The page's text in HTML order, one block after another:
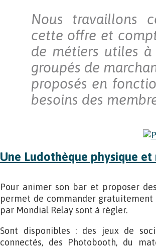
Nous travaillons
cette offre et
de métiers utiles à
groupés de
proposés en
besoins des
Une Ludothèque physique et
Pour animer son bar et proposer
permet de commander gratuitement
par Mondial Relay sont à régler.
Sont disponibles : des jeux de
connectés, des Photobooth, du